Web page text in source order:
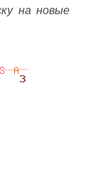
на новые